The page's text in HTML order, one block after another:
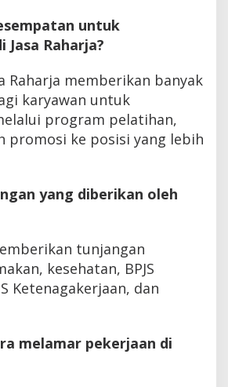
untuk
Jasa Raharja?
Raharja memberikan banyak
karyawan untuk
program pelatihan,
promosi ke posisi yang lebih
yang diberikan oleh
tunjangan
kesehatan, BPJS
Ketenagakerjaan, dan
melamar pekerjaan di